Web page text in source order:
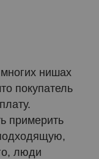
нишах
покупатель
примерить
люди